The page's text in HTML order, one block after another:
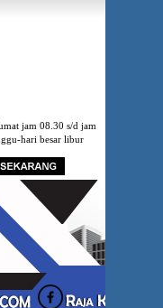
jam 08.30 s/d jam
hari besar libur